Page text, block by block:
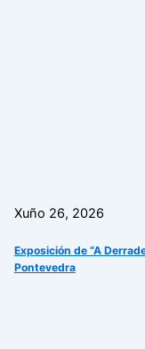
Xuño 26, 2026
Exposición de “A
Pontevedra